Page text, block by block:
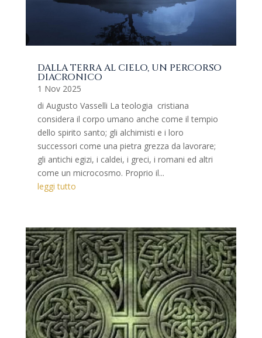
DALLA TERRA AL CIELO, UN PERCORSO
DIACRONICO
1 Nov 2025
di Augusto Vasselli La teologia cristiana
considera il corpo umano anche come il tempio
dello spirito santo; gli alchimisti e i loro
successori come una pietra grezza da lavorare;
gli antichi egizi, i caldei, i greci, i romani ed altri
come un microcosmo. Proprio il...
leggi tutto